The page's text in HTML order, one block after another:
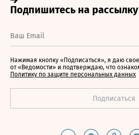
Нажимая кнопку «Подписаться», я даю
от «Ведомости» и подтверждаю, что
Политику по защите персональных данных